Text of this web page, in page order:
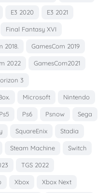
E3 2020 E3 2021
Final Fantasy XVI
2018. GamesCom 2019
2022 GamesCom2021
3
Microsoft Nintendo
Ps5 Ps6 Psnow Sega
SquareEnix Stadia
Steam Machine Switch
TGS 2022
Xbox Xbox Next